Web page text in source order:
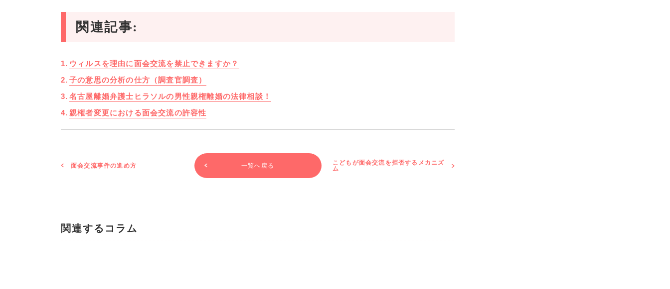
関連記事:
ウィルスを理由に面会交流を禁止できますか？
子の意思の分析の仕方（調査官調査）
名古屋離婚弁護士ヒラソルの男性親権離婚の法律相談！
親権者変更における面会交流の許容性
面会交流事件の進め方
こどもが面会交流を拒否するメカニズ
ム
一覧へ戻る
関連するコラム